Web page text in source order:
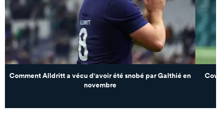
Comment Alldritt a vécu d'avoir été snobé par Galthié en
novembre